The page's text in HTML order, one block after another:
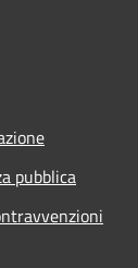
pubblica